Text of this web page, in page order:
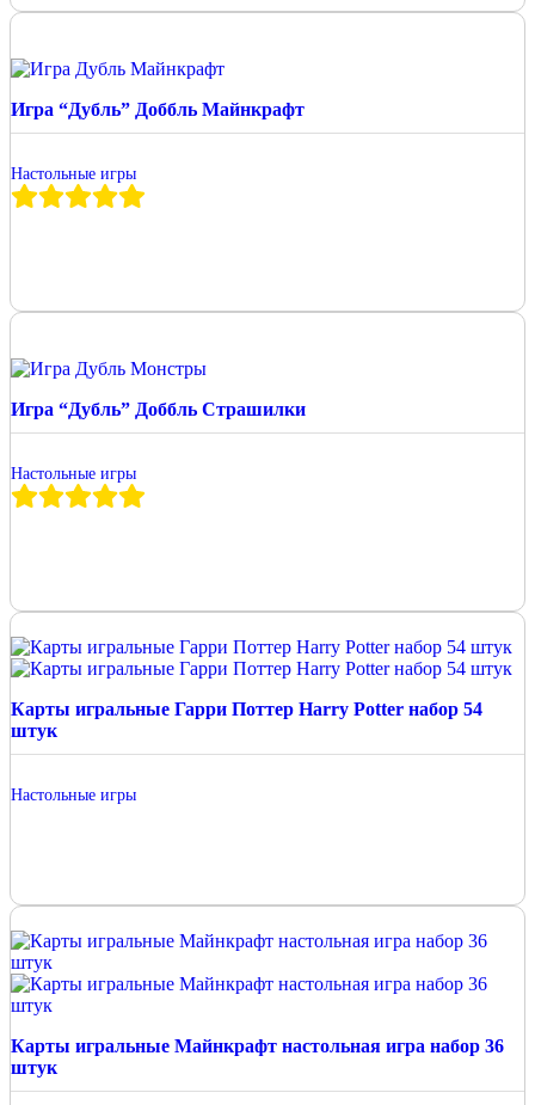
Игра “Дубль” Доббль Майнкрафт
Настольные игры
Игра “Дубль” Доббль Страшилки
Настольные игры
Карты игральные Гарри Поттер Harry Potter набор 54
штук
Настольные игры
Карты игральные Майнкрафт настольная игра набор 36
штук